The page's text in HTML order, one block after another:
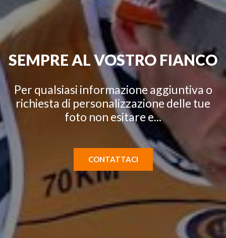
SEMPRE AL VOSTRO FIANCO
Per qualsiasi informazione aggiuntiva o
richiesta di personalizzazione delle tue
foto non esitare e...
CONTATTACI